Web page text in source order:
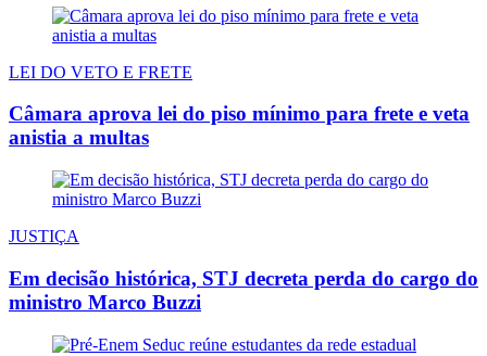
LEI DO VETO E FRETE
Câmara aprova lei do piso mínimo para frete e veta
anistia a multas
JUSTIÇA
Em decisão histórica, STJ decreta perda do cargo do
ministro Marco Buzzi